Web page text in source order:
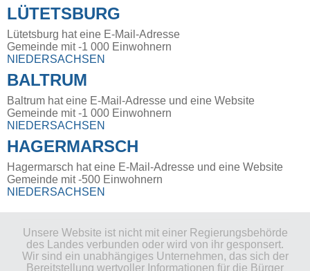
LÜTETSBURG
Lütetsburg hat eine E-Mail-Adresse
Gemeinde mit -1 000 Einwohnern
NIEDERSACHSEN
BALTRUM
Baltrum hat eine E-Mail-Adresse und eine Website
Gemeinde mit -1 000 Einwohnern
NIEDERSACHSEN
HAGERMARSCH
Hagermarsch hat eine E-Mail-Adresse und eine Website
Gemeinde mit -500 Einwohnern
NIEDERSACHSEN
Unsere Website ist nicht mit einer Regierungsbehörde
des Landes verbunden oder wird von ihr gesponsert.
Wir sind ein unabhängiges Unternehmen, das sich der
Bereitstellung wertvoller Informationen für die Bürger